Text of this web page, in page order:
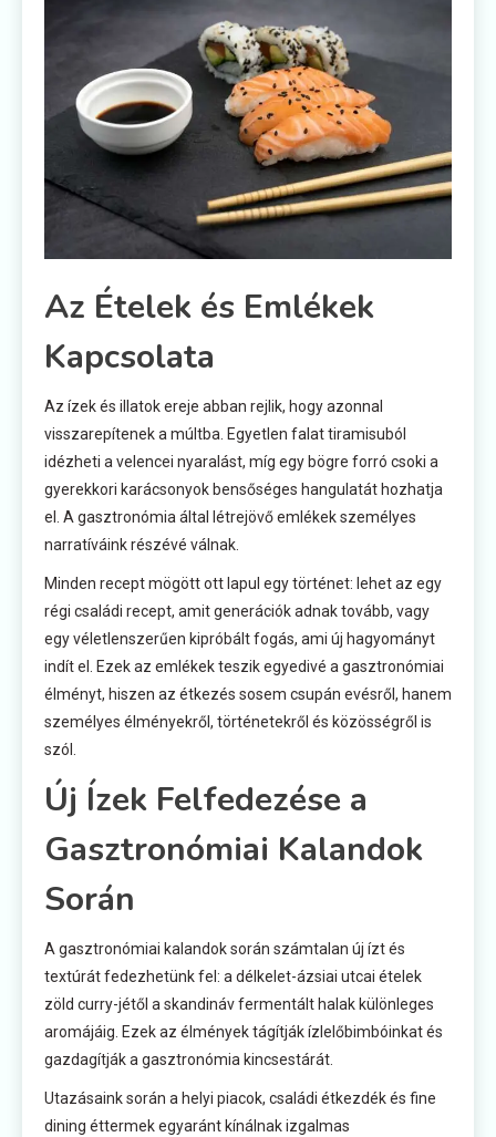
Az Ételek és Emlékek
Kapcsolata
Az ízek és illatok ereje abban rejlik, hogy azonnal
visszarepítenek a múltba. Egyetlen falat tiramisuból
idézheti a velencei nyaralást, míg egy bögre forró csoki a
gyerekkori karácsonyok bensőséges hangulatát hozhatja
el. A gasztronómia által létrejövő emlékek személyes
narratíváink részévé válnak.
Minden recept mögött ott lapul egy történet: lehet az egy
régi családi recept, amit generációk adnak tovább, vagy
egy véletlenszerűen kipróbált fogás, ami új hagyományt
indít el. Ezek az emlékek teszik egyedivé a gasztronómiai
élményt, hiszen az étkezés sosem csupán evésről, hanem
személyes élményekről, történetekről és közösségről is
szól.
Új Ízek Felfedezése a
Gasztronómiai Kalandok
Során
A gasztronómiai kalandok során számtalan új ízt és
textúrát fedezhetünk fel: a délkelet-ázsiai utcai ételek
zöld curry-jétől a skandináv fermentált halak különleges
aromájáig. Ezek az élmények tágítják ízlelőbimbóinkat és
gazdagítják a gasztronómia kincsestárát.
Utazásaink során a helyi piacok, családi étkezdék és fine
dining éttermek egyaránt kínálnak izgalmas